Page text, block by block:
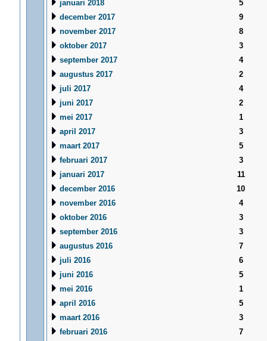
januari 2018
5
december 2017
9
november 2017
8
oktober 2017
3
september 2017
4
augustus 2017
2
juli 2017
4
juni 2017
2
mei 2017
1
april 2017
3
maart 2017
5
februari 2017
3
januari 2017
11
december 2016
10
november 2016
4
oktober 2016
3
september 2016
3
augustus 2016
7
juli 2016
6
juni 2016
5
mei 2016
1
april 2016
5
maart 2016
3
februari 2016
7